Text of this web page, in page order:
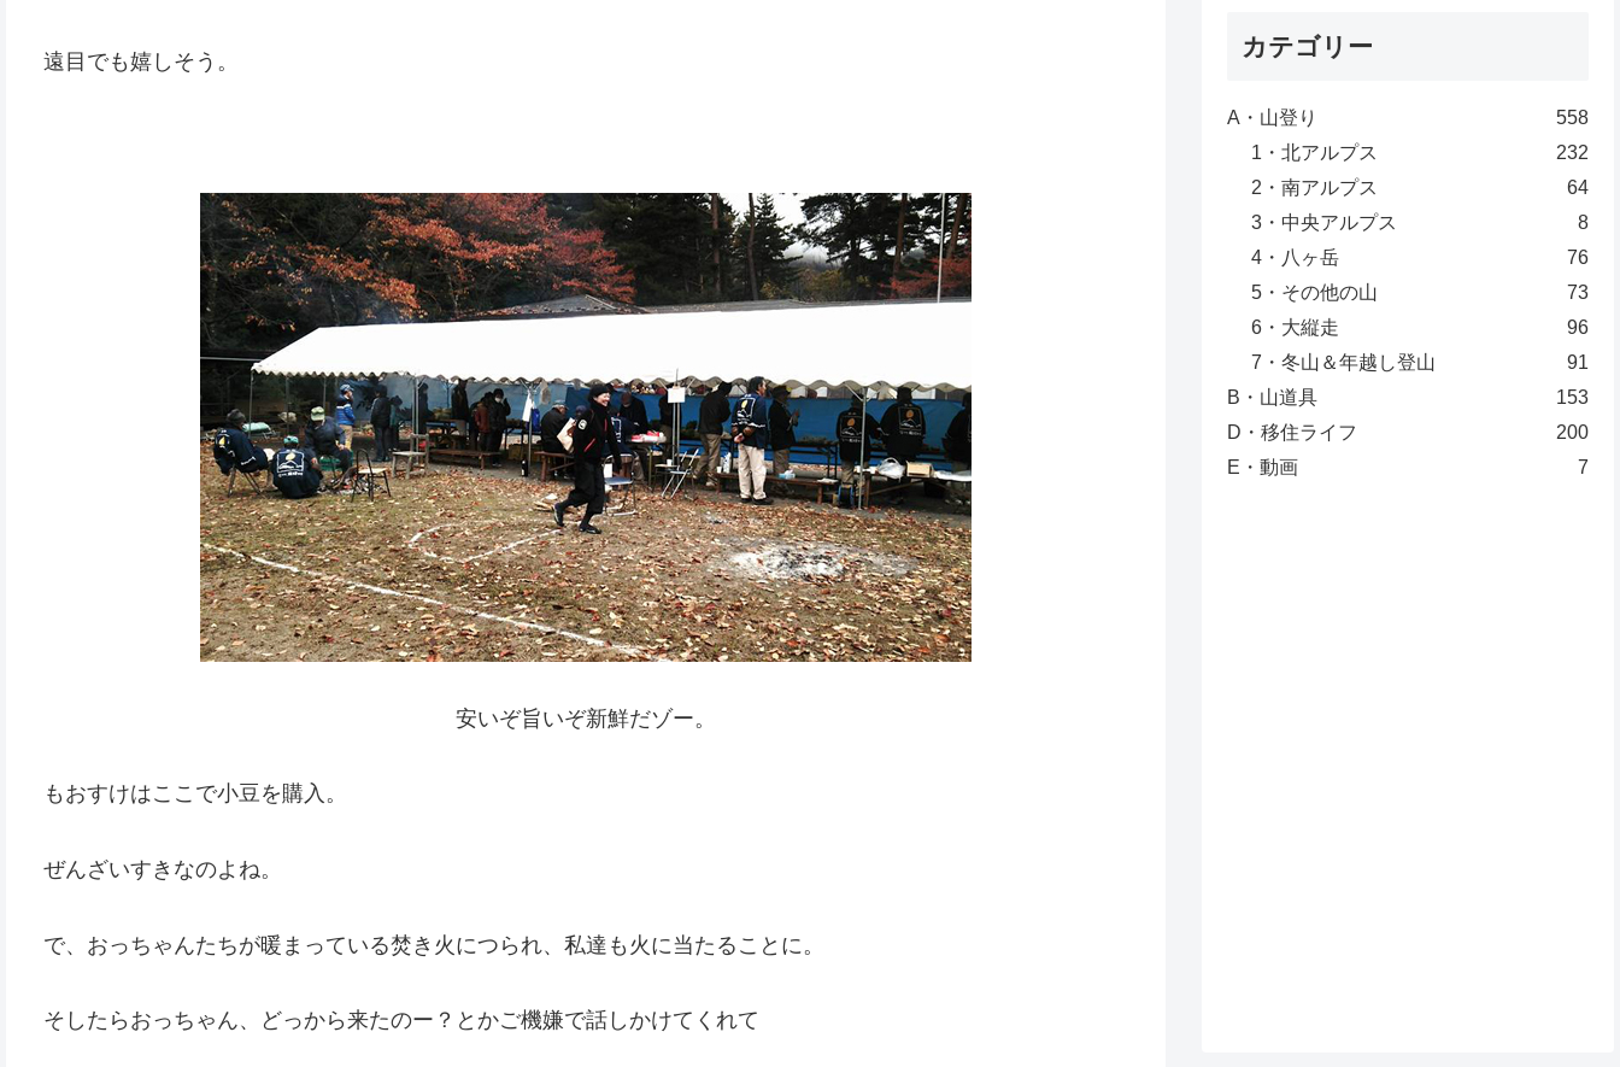
遠目でも嬉しそう。
安いぞ旨いぞ新鮮だゾー。
もおすけはここで小豆を購入。
ぜんざいすきなのよね。
で、おっちゃんたちが暖まっている焚き火につられ、私達も火に当たることに。
そしたらおっちゃん、どっから来たのー？とかご機嫌で話しかけてくれて
カテゴリー
A・山登り
558
1・北アルプス
232
2・南アルプス
64
3・中央アルプス
8
4・八ヶ岳
76
5・その他の山
73
6・大縦走
96
7・冬山＆年越し登山
91
B・山道具
153
D・移住ライフ
200
E・動画
7